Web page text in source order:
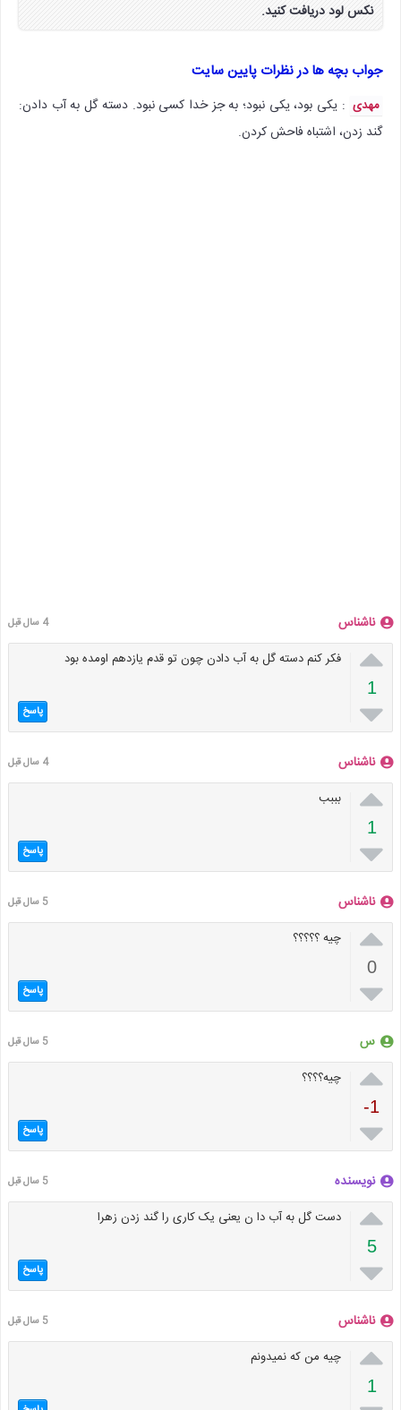
نکس لود دریافت کنید.
جواب بچه ها در نظرات پایین سایت
مهدی : یکی بود، یکی نبود؛ به جز خدا کسی نبود. دسته گل به آب دادن:
گند زدن، اشتباه فاحش کردن.
ناشناس 4 سال قبل

1

فکر کنم دسته گل به آب دادن چون تو قدم یازدهم اومده بود
پاسخ
ناشناس 4 سال قبل

1

بببب
پاسخ
ناشناس 5 سال قبل

0

چیه ؟؟؟؟؟
پاسخ
س 5 سال قبل

-1

چیه؟؟؟؟
پاسخ
نویسنده 5 سال قبل

5

دست گل به آب دا ن یعنی یک کاری را گند زدن زهرا
پاسخ
ناشناس 5 سال قبل

1
چیه من که نمیدونم